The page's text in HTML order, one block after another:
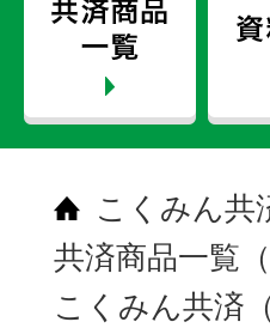
こくみん共
共済商品一覧
こくみん共済